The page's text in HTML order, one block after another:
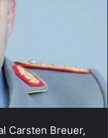
Carsten Breuer,